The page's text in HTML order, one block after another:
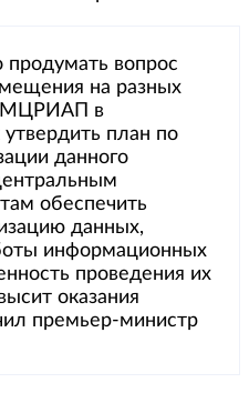
вопрос
на разных
МЦРИАП в
план по
данного
обеспечить
данных,
информационных
проведения их
оказания
премьер-министр